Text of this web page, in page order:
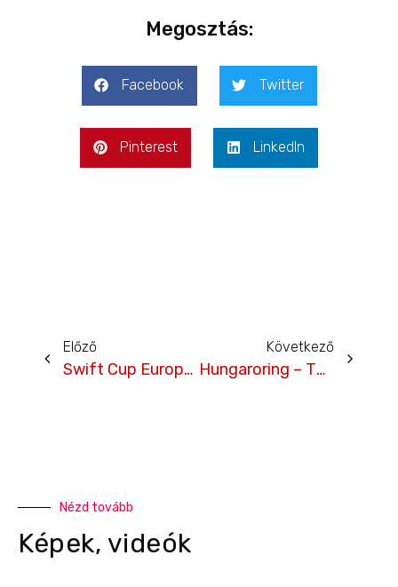
Megosztás:
Facebook Twitter
Pinterest LinkedIn
Előző
Swift Cup Europe – Második hétvége a Slovakiaringen -TV2 Supercar
Következő
Hungaroring – TV2/SuperCar összefoglaló
Nézd tovább
Képek, videók